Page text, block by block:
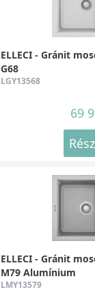
ELLECI - Gránit
G68
LGY13568
69
ELLECI - Gránit
M79 Alumínium
LMY13579